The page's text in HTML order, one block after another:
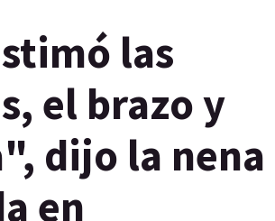
las
el brazo y
dijo la nena
en